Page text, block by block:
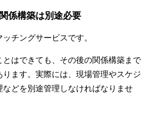
係構築は別途必要
チングサービスです。
はできても、その後の関係構築まで
ます。実際には、現場管理やスケジ
などを別途管理しなければなりませ